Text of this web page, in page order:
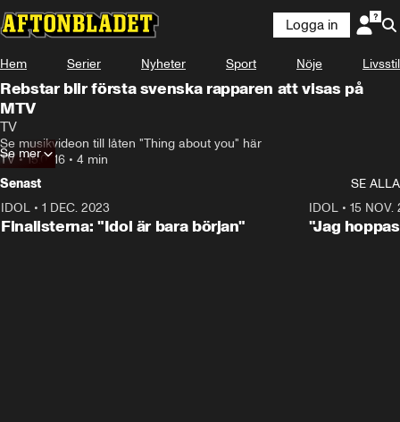
Logga in
Hem Serier Nyheter Sport Nöje Livsstil
Rebstar blir första svenska rapparen att visas på
MTV
TV
Se musikvideon till låten "Thing about you" här
TV •15.07.16 • 4 min
Se mer
Senast
SE ALLA
IDOL • 1 DEC. 2023
Finalisterna: "Idol är bara början"
IDOL• 15 NOV.
"Jag